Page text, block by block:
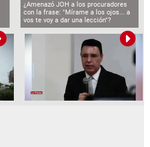
¿Amenazó JOH a los procuradores
con la frase: "Mírame a los ojos... a
vos te voy a dar una lección"?